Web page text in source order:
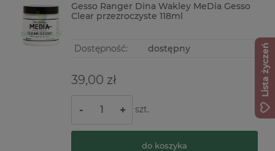
Gesso Ranger Dina Wakley MeDia Gesso
Clear przezroczyste 118ml
Dostępność: dostępny
39,00 zł
- + szt.
do koszyka
Lista życzeń